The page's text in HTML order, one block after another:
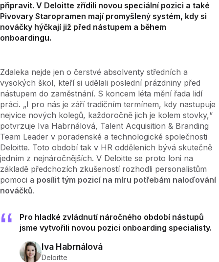
připravit. V Deloitte zřídili novou speciální pozici a také
Pivovary Staropramen mají promyšlený systém, kdy si
nováčky hýčkají již před nástupem a během
onboardingu.
Zdaleka nejde jen o čerstvé absolventy středních a
vysokých škol, kteří si udělali poslední prázdniny před
nástupem do zaměstnání. S koncem léta mění řada lidí
práci. „I pro nás je září tradičním termínem, kdy nastupuje
nejvíce nových kolegů, každoročně jich je kolem stovky,“
potvrzuje Iva Habrnálová, Talent Acquisition & Branding
Team Leader v poradenské a technologické společnosti
Deloitte. Toto období tak v HR odděleních bývá skutečně
jedním z nejnáročnějších. V Deloitte se proto loni na
základě předchozích zkušeností rozhodli personalistům
pomoci a posílit tým pozicí na míru potřebám naloďování
nováčků.
Pro hladké zvládnutí náročného období nástupů
jsme vytvořili novou pozici onboarding specialisty.
Iva Habrnálová
Deloitte